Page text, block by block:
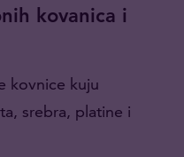
kovanica i
kovnice kuju
srebra, platine i